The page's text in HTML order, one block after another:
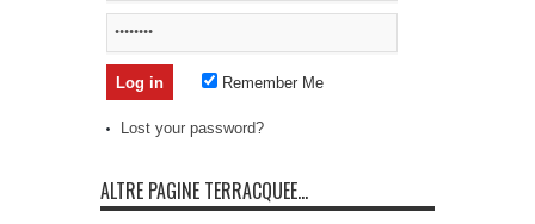
Remember Me
Lost your password?
ALTRE PAGINE TERRACQUEE…